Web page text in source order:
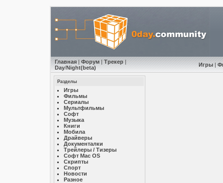
Главная| Форум| Трекер|
Day/Night(beta) Игры|
Разделы
Игры
Фильмы
Сериалы
Мультфильмы
Софт
Музыкa
Книги
Мобила
Драйверы
Документалки
Трейлеры / Тизеры
Софт Mac OS
Скрипты
Спорт
Новости
Разное